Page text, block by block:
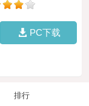
PC下载
排行